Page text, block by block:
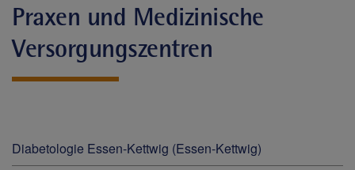
Praxen und Medizinische
Versorgungszentren
Diabetologie Essen-Kettwig (Essen-Kettwig)